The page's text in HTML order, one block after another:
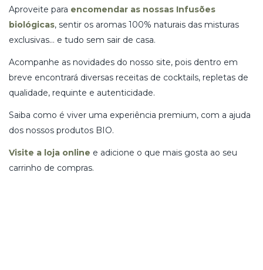
Aproveite para encomendar as nossas Infusões
biológicas, sentir os aromas 100% naturais das misturas
exclusivas… e tudo sem sair de casa.
Acompanhe as novidades do nosso site, pois dentro em
breve encontrará diversas receitas de cocktails, repletas de
qualidade, requinte e autenticidade.
Saiba como é viver uma experiência premium, com a ajuda
dos nossos produtos BIO.
Visite a loja online e adicione o que mais gosta ao seu
carrinho de compras.